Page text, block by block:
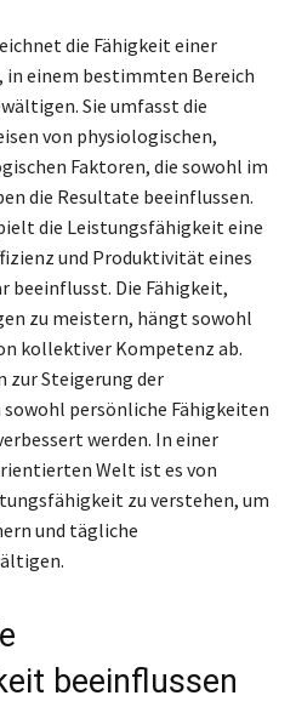
die Fähigkeit einer
in einem bestimmten Bereich
Sie umfasst die
von physiologischen,
Faktoren, die sowohl im
die Resultate beeinflussen.
die Leistungsfähigkeit eine
und Produktivität eines
Die Fähigkeit,
zu meistern, hängt sowohl
kollektiver Kompetenz ab.
zur Steigerung der
persönliche Fähigkeiten
werden. In einer
Welt ist es von
zu verstehen, um
und tägliche
beeinflussen